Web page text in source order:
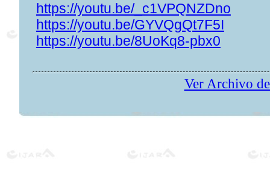
https://youtu.be/_c1VPQNZDno
https://youtu.be/GYVQgQt7F5I
https://youtu.be/8UoKq8-pbx0
Ver Archivo